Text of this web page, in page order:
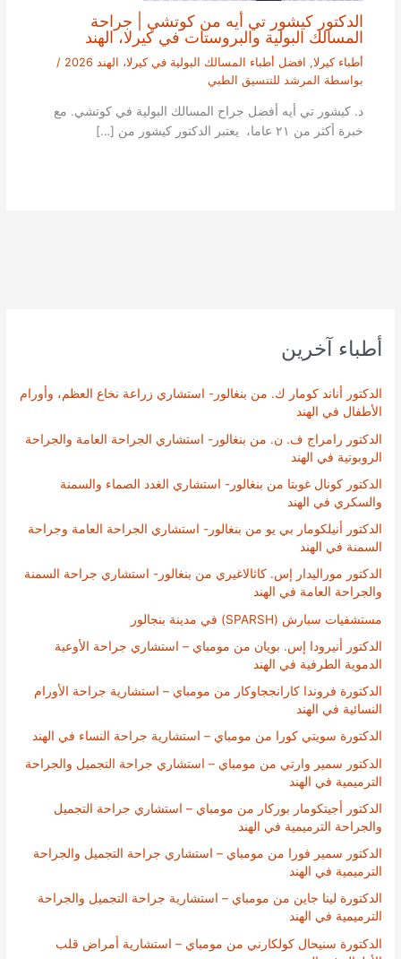
أطباء آخرين
الدكتور أناند كومار ك. من بنغالور- استشاري زراعة نخاع العظم، وأورام
الأطفال في الهند
الدكتور رامراج ف. ن. من بنغالور- استشاري الجراحة العامة والجراحة
الروبوتية في الهند
الدكتور كونال غوبتا من بنغالور- استشاري الغدد الصماء والسمنة
والسكري في الهند
الدكتور أنيلكومار بي يو من بنغالور- استشاري الجراحة العامة وجراحة
السمنة في الهند
الدكتور موراليدار إس. كاثالاغيري من بنغالور- استشاري جراحة السمنة
والجراحة العامة في الهند
مستشفيات سبارش (SPARSH) في مدينة بنجالور
الدكتور أنيرودا إس. بويان من مومباي – استشاري جراحة الأوعية
الدموية الطرفية في الهند
الدكتورة فروندا كارانججاوكار من مومباي – استشارية جراحة الأورام
النسائية في الهند
الدكتورة سويتي كورا من مومباي – استشارية جراحة النساء في الهند
الدكتور سمير وارتي من مومباي – استشاري جراحة التجميل والجراحة
الترميمية في الهند
الدكتور أجيتكومار بوركار من مومباي – استشاري جراحة التجميل
والجراحة الترميمية في الهند
الدكتور سمير فورا من مومباي – استشاري جراحة التجميل والجراحة
الترميمية في الهند
الدكتورة لينا جاين من مومباي – استشارية جراحة التجميل والجراحة
الترميمية في الهند
الدكتورة سنيحال كولكارني من مومباي – استشارية أمراض قلب
الدكتور كيشور تي أيه من كوتشي | جراحة
المسالك البولية والبروستات في كيرلا، الهند
أطباء كيرلا, افضل أطباء المسالك البولية في كيرلا، الهند 2026
/
بواسطة المرشد للتنسيق الطبي
د. كيشور تي أيه أفضل جراح المسالك البولية في كوتشي. مع
خبرة أكثر من ٢١ عاما، يعتبر الدكتور كيشور من […]